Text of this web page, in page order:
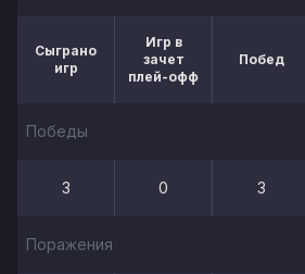
Сыграно
игр
Игр в
зачет
плей-офф
Побед
Победы
3 0 3
Поражения